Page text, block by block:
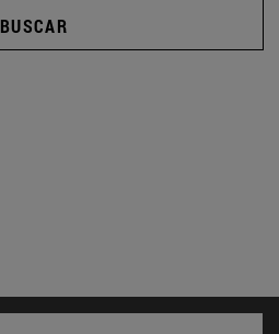
BUSCAR